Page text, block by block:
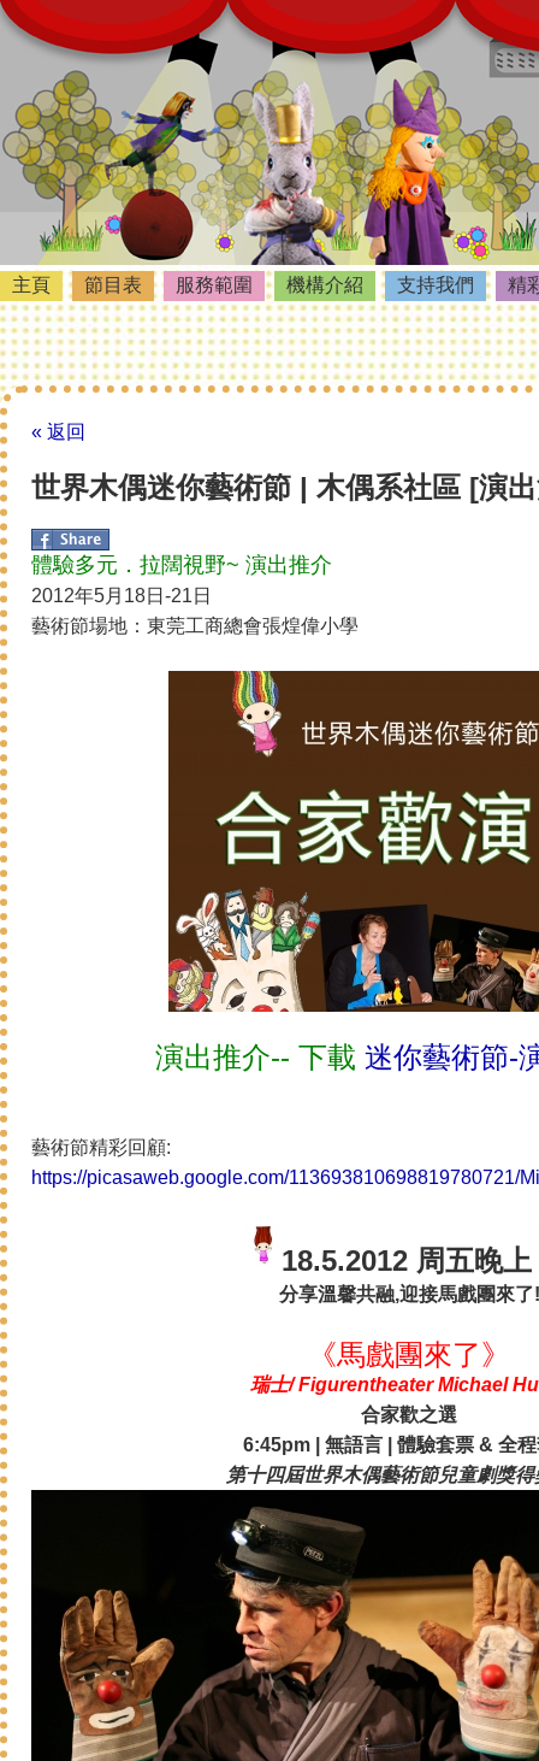
主頁 節目表 服務範圍 機構介紹 支持我們 精
« 返回
世界木偶迷你藝術節 | 木偶系社區 [演
體驗多元．拉闊視野~ 演出推介
2012年5月18日-21日
藝術節場地：東莞工商總會張煌偉小學
演出推介-- 下載 迷你藝術節-
藝術節精彩回顧:
https://picasaweb.google.com/113693810698819780721/
18.5.2012 周五晚上
分享溫馨共融,迎接馬戲團來了!
《馬戲團來了》
瑞士/ Figurentheater Michael
合家歡之選
6:45pm | 無語言 | 體驗套票 & 全
第十四屆世界木偶藝術節兒童劇獎得